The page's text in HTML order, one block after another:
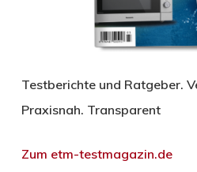
Testberichte und Ratgeber.
Praxisnah. Transparent
Zum etm-testmagazin.de